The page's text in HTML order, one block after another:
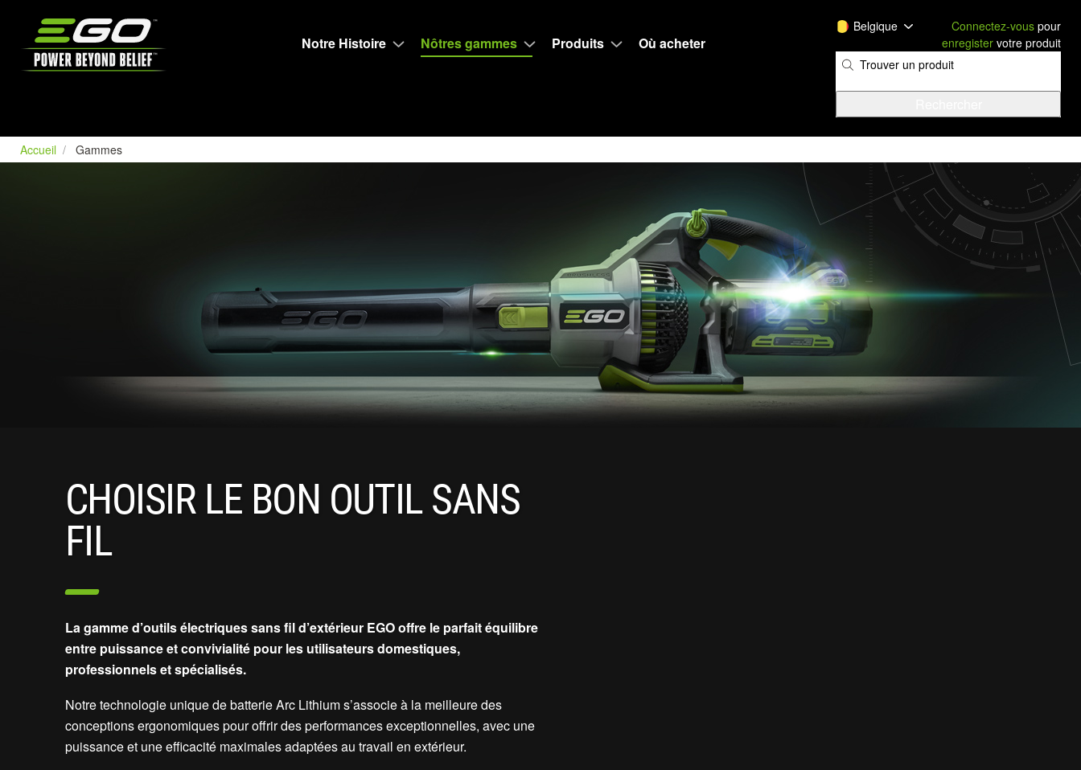
Notre Histoire
Nôtres gammes Produits Où acheter
Belgique Connectez-vous pour
enregister votre produit
Accueil Gammes
CHOISIR LE BON OUTIL SANS
FIL
La gamme d’outils électriques sans fil d’extérieur EGO offre le parfait équilibre
entre puissance et convivialité pour les utilisateurs domestiques,
professionnels et spécialisés.
Notre technologie unique de batterie Arc Lithium s’associe à la meilleure des
conceptions ergonomiques pour offrir des performances exceptionnelles, avec une
puissance et une efficacité maximales adaptées au travail en extérieur.